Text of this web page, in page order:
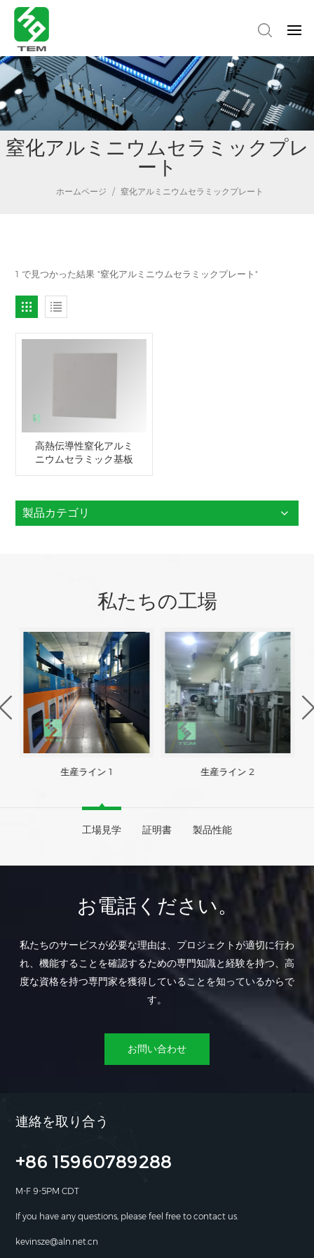
窒化アルミニウムセラミックプレ
ート
ホームページ / 窒化アルミニウムセラミックプレート
1 で見つかった結果 "窒化アルミニウムセラミックプレート"
高熱伝導性窒化アルミ
ニウムセラミック基板
製品カテゴリ
私たちの工場
生産ライン 1 生産ライン 2
工場見学 証明書 製品性能
お電話ください。
私たちのサービスが必要な理由は、プロジェクトが適切に行わ
れ、機能することを確認するための専門知識と経験を持つ、高
度な資格を持つ専門家を獲得していることを知っているからで
す。
お問い合わせ
連絡を取り合う
+86 15960789288
M-F 9-5PM CDT
If you have any questions, please feel free to contact us.
kevinsze@aln.net.cn